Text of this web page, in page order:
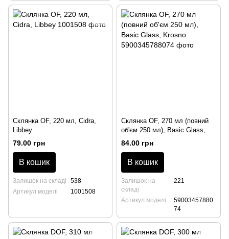
Склянка OF, 220 мл, Cidra,
Libbey
79.00 грн
В кошик
Залишок на складі
538
Артикул моделі
1001508
Склянка OF, 270 мл (повний
об'єм 250 мл), Basic Glass,
Krosno
84.00 грн
В кошик
Залишок на
складі
221
Артикул моделі
59003457880
74